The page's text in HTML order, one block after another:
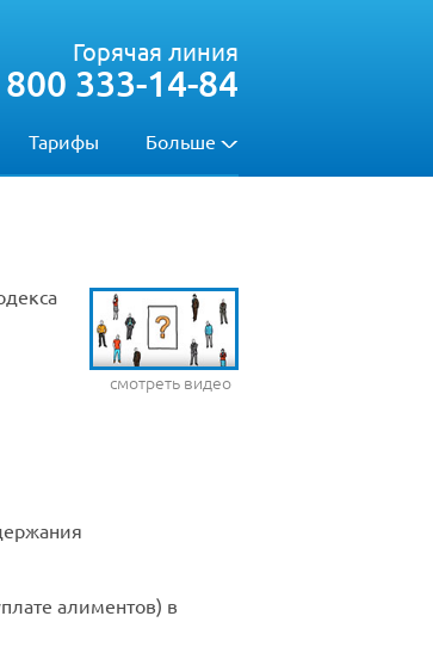
Тарифы Больше
Горячая линия
333-14-84
смотреть видео
алиментов) в